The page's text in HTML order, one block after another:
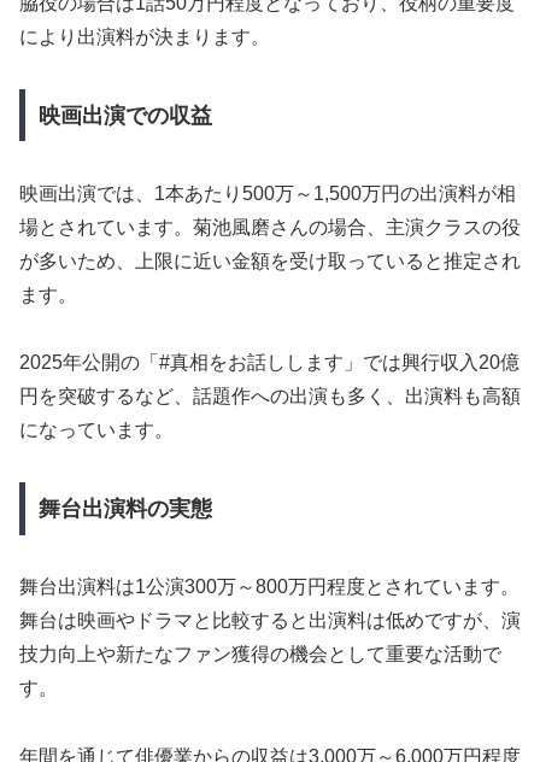
により出演料が決まります。
映画出演での収益
映画出演では、1本あたり500万～1,500万円の出演料が相
場とされています。菊池風磨さんの場合、主演クラスの役
が多いため、上限に近い金額を受け取っていると推定され
ます。
2025年公開の「#真相をお話しします」では興行収入20億
円を突破するなど、話題作への出演も多く、出演料も高額
になっています。
舞台出演料の実態
舞台出演料は1公演300万～800万円程度とされています。
舞台は映画やドラマと比較すると出演料は低めですが、演
技力向上や新たなファン獲得の機会として重要な活動で
す。
年間を通じて俳優業からの収益は3,000万～6,000万円程度